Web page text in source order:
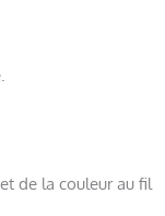
de la couleur au fil